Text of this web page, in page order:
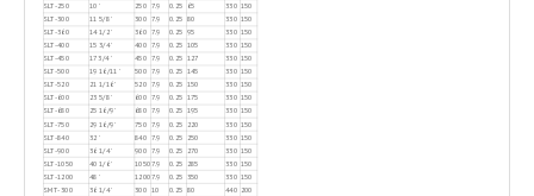
SLT-250
10' 250 7.9 0.25 65 330 150
SLT-300
11 5/8' 300 7.9 0.25 80 330 150
SLT-360
14 1/2' 360 7.9 0.25 95 330 150
SLT-400
15 3/4' 400 7.9 0.25 105 330 150
SLT-450 17 3/4' 450 7.9 0.25 127 330 150
SLT-500 19 16/11' 500 7.9 0.25 145 330 150
SLT-520
21 1/16' 520 7.9 0.25 150 330 150
SLT-600
23 5/8' 600 7.9 0.25 175 330 150
SLT-680
25 16/9' 680 7.9 0.25 195 330 150
SLT-750
29 16/9' 750 7.9 0.25 220 330 150
SLT-840
32' 840 7.9 0.25 250 330 150
SLT-900 36 1/4' 900 7.9 0.25 270 330 150
SLT-1050 40 1/6' 10507.9 0.25 285 330 150
SLT-1200
48' 12007.9 0.25 350 330 150
SMT-300
36 1/4' 300 10 0.25 80 440 200